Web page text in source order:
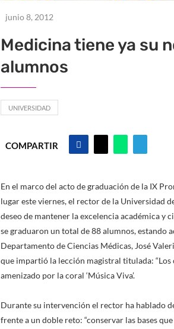
junio 8, 2012
Medicina tiene ya su
alumnos
UNIVERSIDAD
COMPARTIR
En el marco del acto de graduación de la IX
lugar este viernes, el rector de la Universidad
deseo de mantener la excelencia académica y
se graduaron un total de 88 alumnos, estando
Departamento de Ciencias Médicas, José
que impartió la lección magistral titulada:
amenizado por la coral ‘Música Viva’.
Durante su intervención el rector ha hablado
frente a un doble reto: “conservar las bases